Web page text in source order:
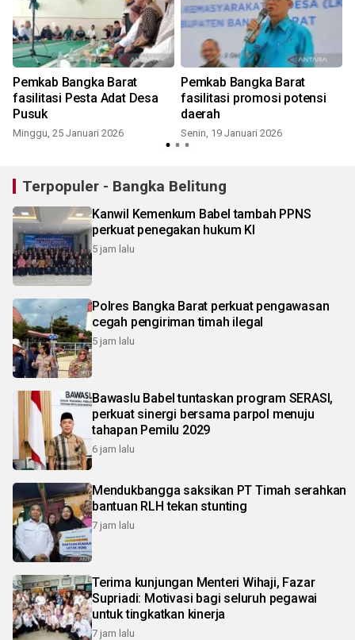
Pemkab Bangka Barat
fasilitasi Pesta Adat Desa
Pusuk
Minggu, 25 Januari 2026
Pemkab Bangka Barat
fasilitasi promosi potensi
daerah
Senin, 19 Januari 2026
Terpopuler - Bangka Belitung
Kanwil Kemenkum Babel tambah PPNS
perkuat penegakan hukum KI
5 jam lalu
Polres Bangka Barat perkuat pengawasan
cegah pengiriman timah ilegal
5 jam lalu
Bawaslu Babel tuntaskan program SERASI,
perkuat sinergi bersama parpol menuju
tahapan Pemilu 2029
6 jam lalu
Mendukbangga saksikan PT Timah serahkan
bantuan RLH tekan stunting
7 jam lalu
Terima kunjungan Menteri Wihaji, Fazar
Supriadi: Motivasi bagi seluruh pegawai
untuk tingkatkan kinerja
7 jam lalu